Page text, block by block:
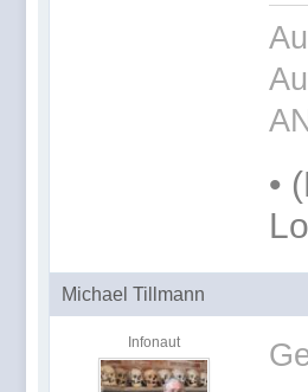
•
Michael Tillmann
Infonaut